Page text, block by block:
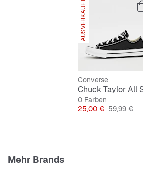
AUSVERKAUFT
Converse
0 Farben
Preis
25,00 € Originalpreis
59,99 €
Mehr Brands